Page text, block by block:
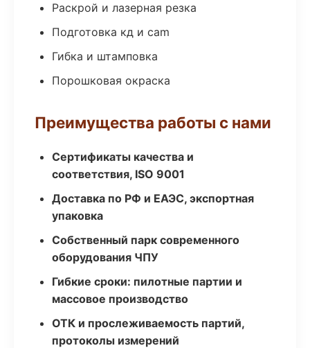
Раскрой и лазерная резка
Подготовка кд и cam
Гибка и штамповка
Порошковая окраска
Преимущества работы с нами
Сертификаты качества и
соответствия, ISO 9001
Доставка по РФ и ЕАЭС, экспортная
упаковка
Собственный парк современного
оборудования ЧПУ
Гибкие сроки: пилотные партии и
массовое производство
ОТК и прослеживаемость партий,
протоколы измерений